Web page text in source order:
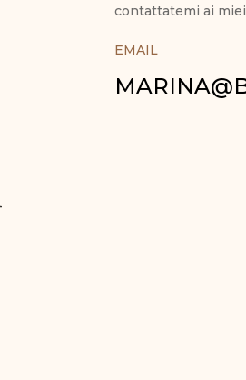
contattatemi ai
EMAIL